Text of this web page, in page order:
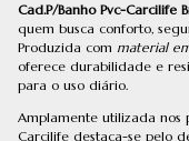
Cad.P/Banho Pvc-Carcilife
quem busca conforto,
Produzida com material
oferece durabilidade e
para o uso diário.
Amplamente utilizada nos
Carcilife destaca-se pelo